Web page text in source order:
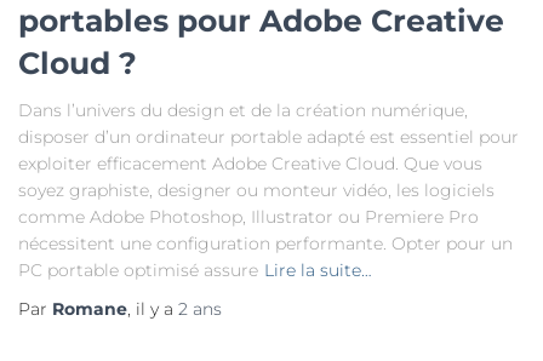
portables pour Adobe Creative
Cloud ?
Dans l’univers du design et de la création numérique,
disposer d’un ordinateur portable adapté est essentiel pour
exploiter efficacement Adobe Creative Cloud. Que vous
soyez graphiste, designer ou monteur vidéo, les logiciels
comme Adobe Photoshop, Illustrator ou Premiere Pro
nécessitent une configuration performante. Opter pour un
PC portable optimisé assure Lire la suite…
Par Romane , il y a 2 ans